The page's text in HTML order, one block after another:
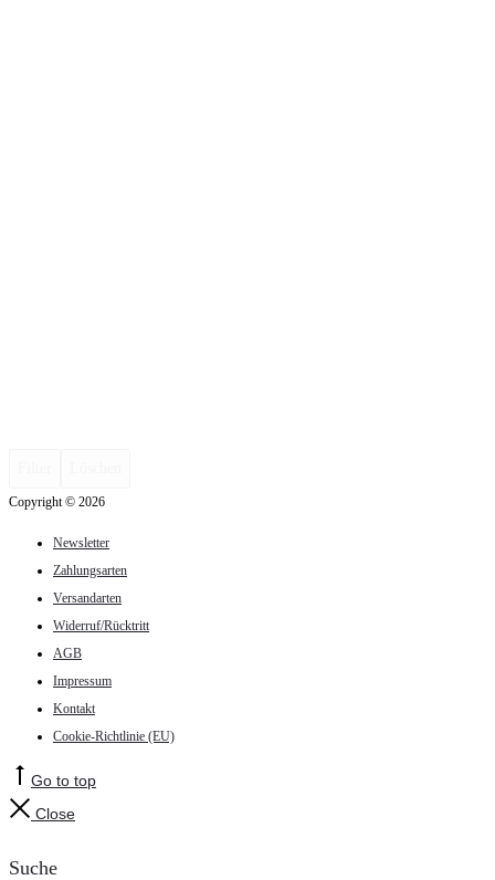
Copyright © 2026
Newsletter
Zahlungsarten
Versandarten
Widerruf/Rücktritt
AGB
Impressum
Kontakt
Cookie-Richtlinie (EU)
Go to top
Close
Suche